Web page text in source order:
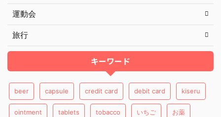
運動会
旅行
キーワード
beer capsule credit card debit card kiseru
ointment tablets tobacco いちご お薬